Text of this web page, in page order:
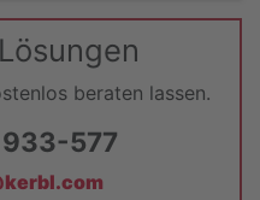
beraten lassen.
577